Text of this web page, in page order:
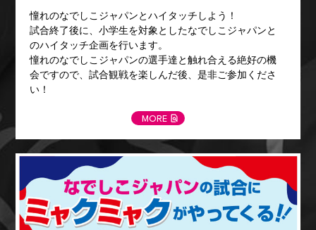
憧れのなでしこジャパンとハイタッチしよう！
試合終了後に、小学生を対象としたなでしこジャパンと
のハイタッチ企画を行います。
憧れのなでしこジャパンの選手達と触れ合える絶好の機
会ですので、試合観戦を楽しんだ後、是非ご参加くださ
い！
MORE